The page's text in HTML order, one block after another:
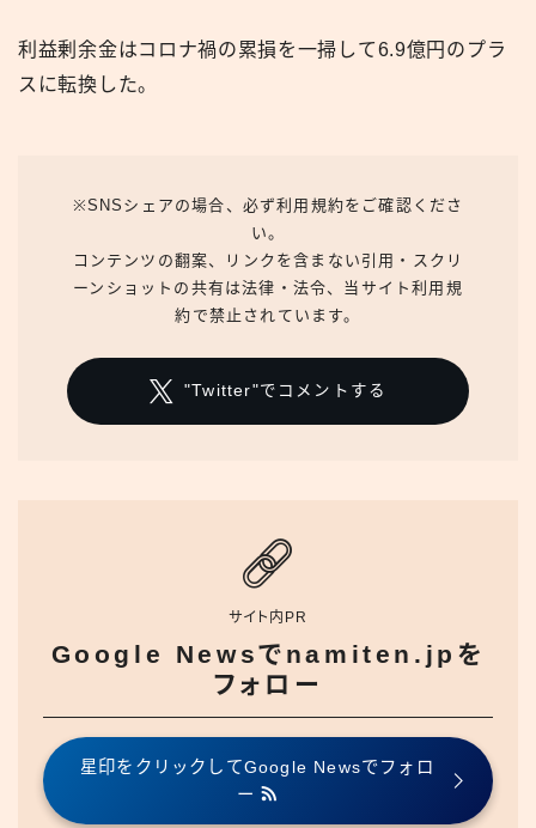
利益剰余金はコロナ禍の累損を一掃して6.9億円のプラ
スに転換した。
※SNSシェアの場合、必ず利用規約をご確認くださ
い。
コンテンツの翻案、リンクを含まない引用・スクリ
ーンショットの共有は法律・法令、当サイト利用規
約で禁止されています。
"Twitter"でコメントする
サイト内PR
Google Newsでnamiten.jpを
フォロー
星印をクリックしてGoogle Newsでフォロ
ー